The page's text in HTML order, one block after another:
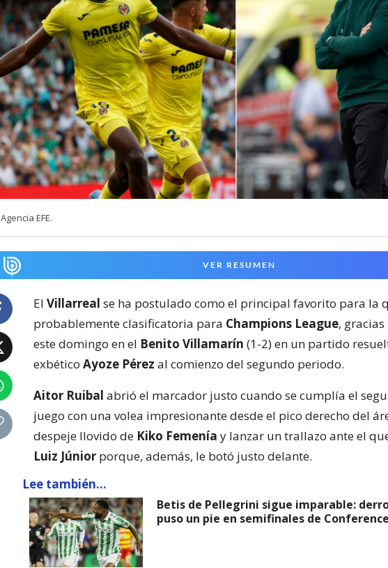
Agencia EFE.
VER RESUMEN
El Villarreal se ha postulado como el principal favorito para la
probablemente clasificatoria para Champions League,
este domingo en el Benito Villamarín (1-2) en un partido
exbético Ayoze Pérez al comienzo del segundo periodo.
Aitor Ruibal abrió el marcador justo cuando se cumplía el
juego con una volea impresionante desde el pico derecho del
despeje llovido de Kiko Femenía y lanzar un trallazo ante el
Luiz Júnior porque, además, le botó justo delante.
Lee también...
Betis de Pellegrini sigue imparable:
puso un pie en semifinales de Conference